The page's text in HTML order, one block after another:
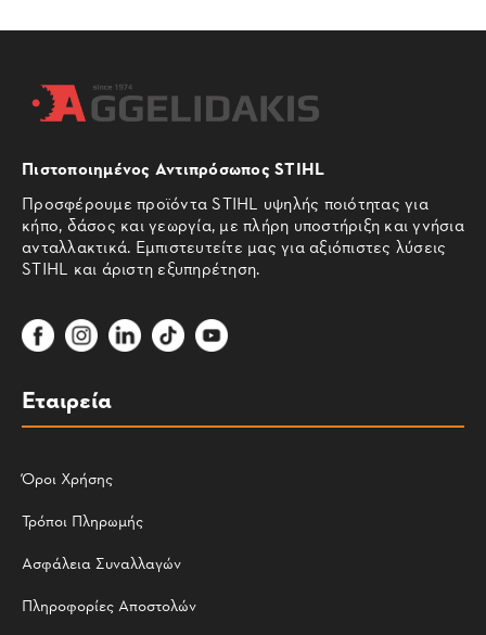
Πιστοποιημένος Αντιπρόσωπος STIHL
Προσφέρουμε προϊόντα STIHL υψηλής ποιότητας για
κήπο, δάσος και γεωργία, με πλήρη υποστήριξη και γνήσια
ανταλλακτικά. Εμπιστευτείτε μας για αξιόπιστες λύσεις
STIHL και άριστη εξυπηρέτηση.
Εταιρεία
Όροι Χρήσης
Τρόποι Πληρωμής
Ασφάλεια Συναλλαγών
Πληροφορίες Αποστολών